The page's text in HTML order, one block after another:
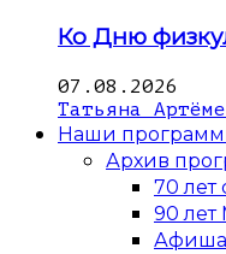
Ко Дню
07.08.2026
Татьяна
Наши
Архив
70 лет
90
Афиша